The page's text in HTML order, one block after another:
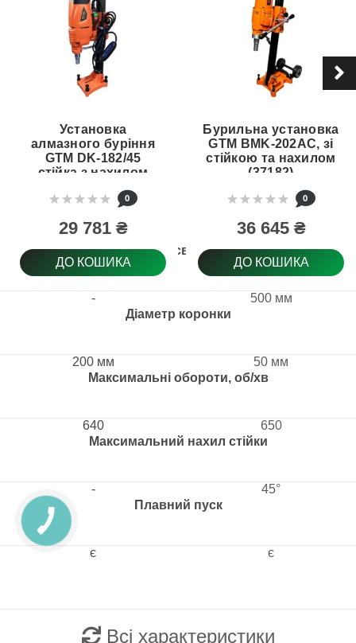
Глубина сверління
Діаметр коронки
Максимальні обороти, об/хв
Максимальний нахил стійки
Плавний пуск
Установка
алмазного буріння
GTM DK-182/45
стійка з нахилом
(DK-182/45)
0
29 781 ₴
ДО КОШИКА
-
200 мм
640
-
є
Бурильна установка
GTM BMK-202AC, зі
стійкою та нахилом
(37182)
0
36 645 ₴
ДО КОШИКА
500 мм
50 мм
650
45°
є
Всі характеристики